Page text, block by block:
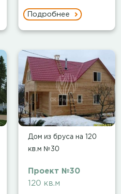
Подробнее
Дом из бруса на 120
кв.м №30
Проект №30
120 кв.м